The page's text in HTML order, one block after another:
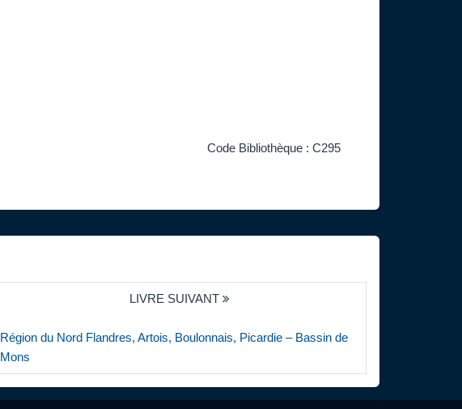
Code Bibliothèque : C295
LIVRE SUIVANT
Région du Nord Flandres, Artois, Boulonnais, Picardie – Bassin de
Mons